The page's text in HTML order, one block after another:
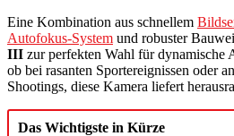
Eine Kombination aus schnellem
Autofokus-System und robuster
III zur perfekten Wahl für dynamische
ob bei rasanten Sportereignissen oder
Shootings, diese Kamera liefert
Das Wichtigste in Kürze